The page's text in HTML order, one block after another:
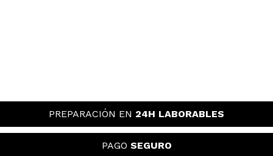
PREPARACIÓN EN 24H LABORABLES
PAGO SEGURO